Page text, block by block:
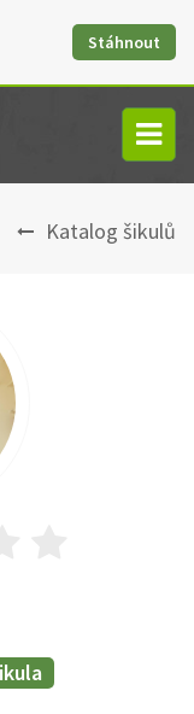
Stáhnout
Katalog šikulů